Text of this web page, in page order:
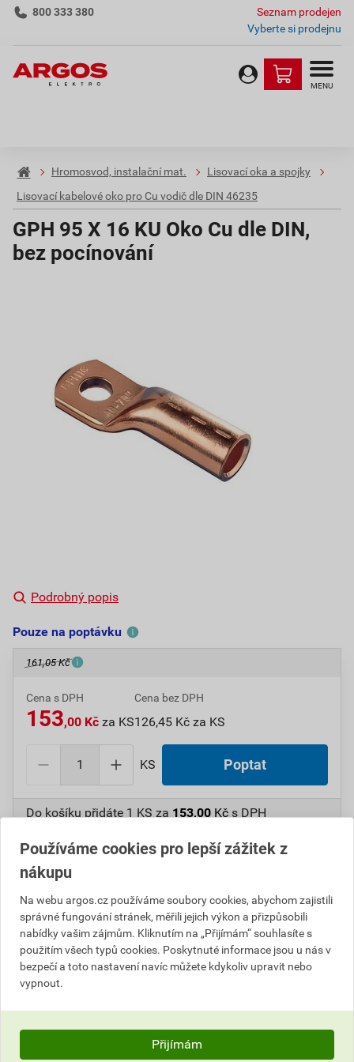
800 333 380
Seznam prodejen
Vyberte si prodejnu
MENU
Hromosvod, instalační mat.
Lisovací oka a spojky
Lisovací kabelové oko pro Cu vodič dle DIN 46235
GPH 95 X 16 KU Oko Cu dle DIN,
bez pocínování
Podrobný popis
Pouze na poptávku
161,05 Kč
Cena s DPH
153,00 Kč za KS
Cena bez DPH
126,45 Kč za KS
KS Poptat
Do košíku přidáte 1 KS za 153,00 Kč s DPH
Číslo položky:
Výrobky značky:
Popis
GPH 95 X 16 KU Oko Cu dle DIN, bez pocínování
Informace o ceně
Používáme cookies pro lepší zážitek z
nákupu
Na webu argos.cz používáme soubory cookies, abychom zajistili
správné fungování stránek, měřili jejich výkon a přizpůsobili
nabídky vašim zájmům. Kliknutím na „Přijímám“ souhlasíte s
použitím všech typů cookies. Poskytnuté informace jsou u nás v
bezpečí a toto nastavení navíc můžete kdykoliv upravit nebo
vypnout.
Přijímám